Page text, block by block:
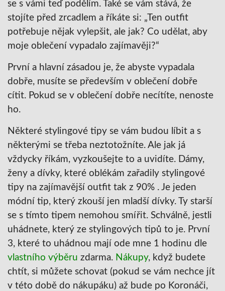
se s vámi teď podělím. Také se vám stává, že
stojíte před zrcadlem a říkáte si: „Ten outfit
potřebuje nějak vylepšit, ale jak? Co udělat, aby
moje oblečení vypadalo zajímavěji?“
První a hlavní zásadou je, že abyste vypadala
dobře, musíte se především v oblečení dobře
cítit. Pokud se v oblečení dobře necítíte, nenoste
ho.
Některé stylingové tipy se vám budou líbit a s
některými se třeba neztotožníte. Ale jak já
vždycky říkám, vyzkoušejte to a uvidíte. Dámy,
ženy a dívky, které oblékám zařadily stylingové
tipy na zajímavější outfit tak z 90% . Je jeden
módní tip, který zkouší jen mladší dívky. Ty starší
se s tímto tipem nemohou smířit. Schválně, jestli
uhádnete, který ze stylingových tipů to je. První
3, které to uhádnou mají ode mne 1 hodinu dle
vlastního výběru zdarma. Nákupy, když budete
chtít, si můžete schovat (pokud se vám nechce jít
v této době do nákupáku) až bude po Koronáči,